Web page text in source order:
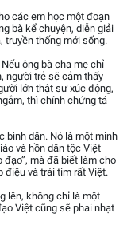
các em học một đoạn
bà kể chuyện, diễn giải
truyền thống mới sống.
ông bà cha mẹ chỉ
người trẻ sẽ cảm thấy
lớn thật sự xúc động,
thì chính chứng tá
bình dân. Nó là một minh
và hồn dân tộc Việt
đạo”, mà đã biết làm cho
điệu và trái tim rất Việt.
lên, không chỉ là một
Việt cũng sẽ phai nhạt